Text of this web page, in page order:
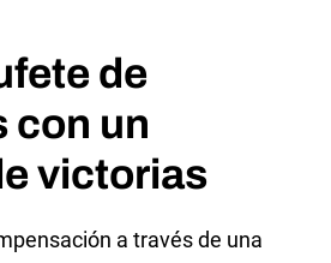
de
con un
victorias
a través de una